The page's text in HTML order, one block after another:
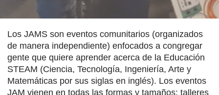
Los JAMS son eventos comunitarios (organizados
de manera independiente) enfocados a congregar
gente que quiere aprender acerca de la Educación
STEAM (Ciencia, Tecnología, Ingeniería, Arte y
Matemáticas por sus siglas en inglés). Los eventos
JAM vienen en todas las formas y tamaños: talleres